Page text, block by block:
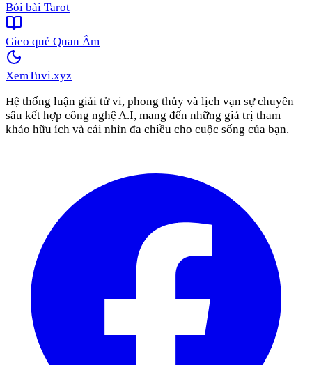
Bói bài Tarot
Gieo quẻ Quan Âm
XemTuvi.xyz
Hệ thống luận giải tử vi, phong thủy và lịch vạn sự chuyên
sâu kết hợp công nghệ A.I, mang đến những giá trị tham
khảo hữu ích và cái nhìn đa chiều cho cuộc sống của bạn.